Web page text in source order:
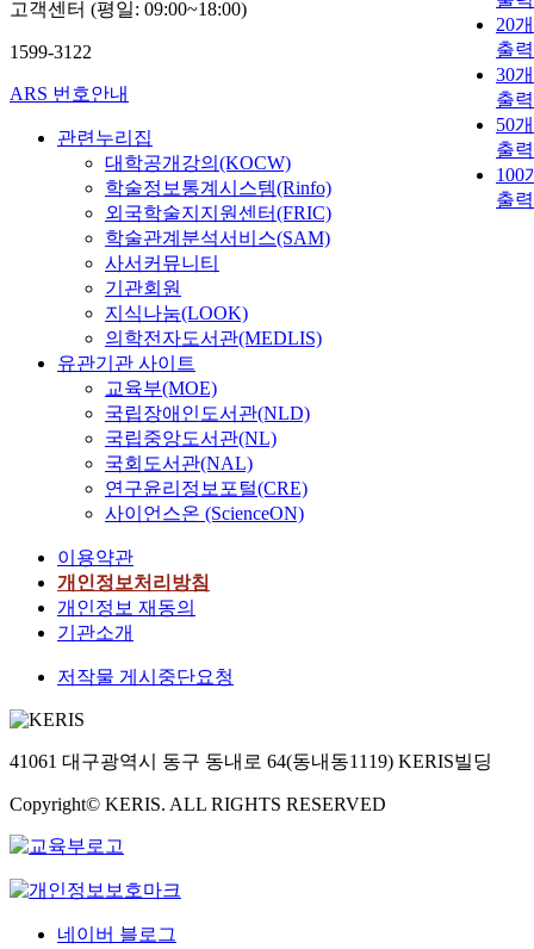
20
출력
30
출력
50
출력
100
출력
고객센터 (평일: 09:00~18:00)
1599-3122
ARS 번호안내
관련누리집
대학공개강의(KOCW)
학술정보통계시스템(Rinfo)
외국학술지지원센터(FRIC)
학술관계분석서비스(SAM)
사서커뮤니티
기관회원
지식나눔(LOOK)
의학전자도서관(MEDLIS)
유관기관 사이트
교육부(MOE)
국립장애인도서관(NLD)
국립중앙도서관(NL)
국회도서관(NAL)
연구윤리정보포털(CRE)
사이언스온 (ScienceON)
이용약관
개인정보처리방침
개인정보 재동의
기관소개
저작물 게시중단요청
41061 대구광역시 동구 동내로 64(동내동1119) KERIS빌딩
Copyright© KERIS. ALL RIGHTS RESERVED
네이버 블로그